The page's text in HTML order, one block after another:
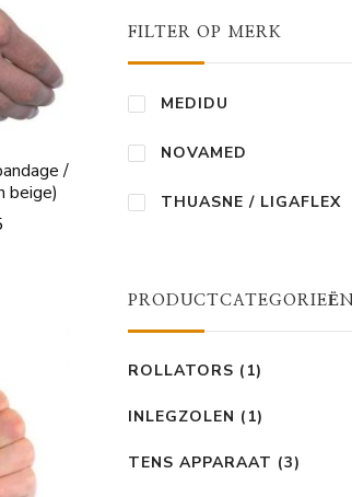
/
beige)
FILTER OP MERK
MEDIDU
NOVAMED
THUASNE / LIGAFLEX
PRODUCTCATEGORIEËN
ROLLATORS (1)
INLEGZOLEN (1)
TENS APPARAAT (3)